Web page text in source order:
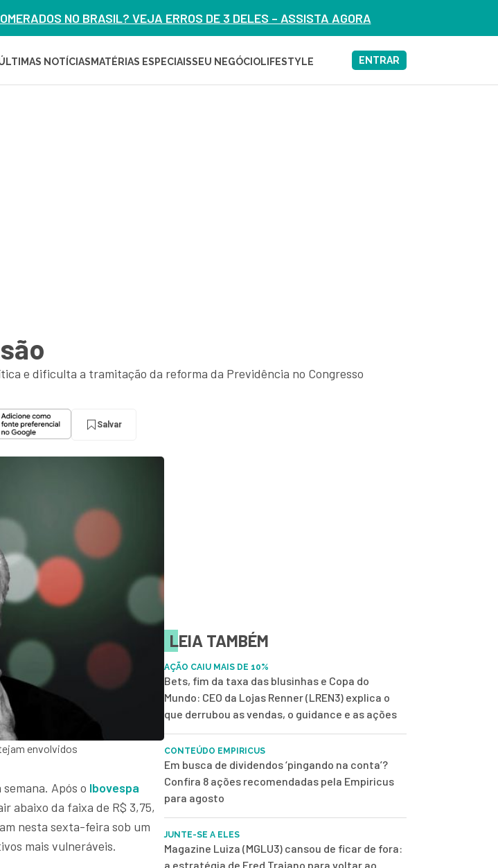
NO BRASIL? VEJA ERROS DE 3 DELES – ASSISTA AGORA
NOTÍCIAS MATÉRIAS ESPECIAISSEU NEGÓCIOLIFESTYLE ENTRAR
e dificulta a tramitação da reforma da Previdência no Congresso
Salvar
envolvidos
Após o Ibovespa
abaixo da faixa de R$ 3,75,
nesta sexta-feira sob um
mais vulneráveis.
LEIA TAMBÉM
AÇÃO CAIU MAIS DE 10%
Bets, fim da taxa das blusinhas e Copa do
Mundo: CEO da Lojas Renner (LREN3) explica o
que derrubou as vendas, o guidance e as ações
CONTEÚDO EMPIRICUS
Em busca de dividendos ‘pingando na conta’?
Confira 8 ações recomendadas pela Empiricus
para agosto
JUNTE-SE A ELES
Magazine Luiza (MGLU3) cansou de ficar de fora:
a estratégia de Fred Trajano para voltar ao